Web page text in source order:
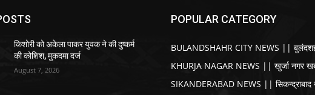
किशोरी को अकेला पाकर युवक ने की दुष्कर्म
की कोशिश, मुकदमा दर्ज
August 7, 2026
POPULAR CATEGORY
BULANDSHAHR CITY NEWS ||
KHURJA NAGAR NEWS || खुर्जा नगर
SIKANDERABAD NEWS || सिकन्द्राबाद